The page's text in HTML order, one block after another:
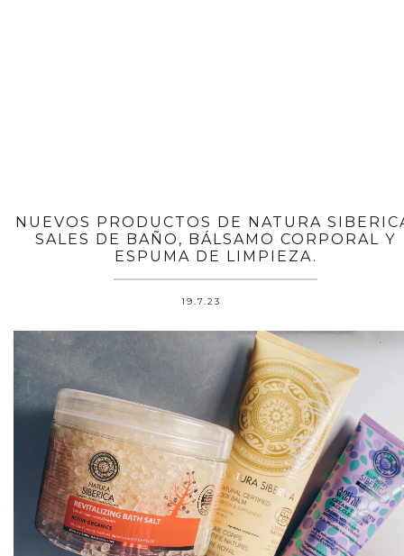
NUEVOS PRODUCTOS DE NATURA
SALES DE BAÑO, BÁLSAMO CORPORAL Y
ESPUMA DE LIMPIEZA.
19.7.23